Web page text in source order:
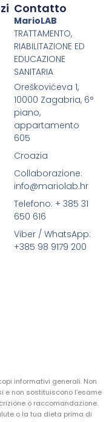
Contatto
MarioLAB
TRATTAMENTO,
RIABILITAZIONE ED
EDUCAZIONE
SANITARIA
Oreškovićeva 1,
10000 Zagabria, 6°
piano,
appartamento
605
Croazia
Collaborazione:
info@mariolab.hr
Telefono: + 385 31
650 616
Viber / WhatsApp:
+385 98 9179 200
informativi generali. Non
e non sostituiscono l’esame
o raccomandazione.
o la tua dieta prima di